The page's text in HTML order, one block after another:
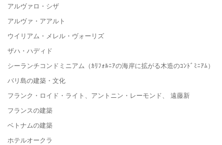
アルヴァロ・シザ
アルヴァ・アアルト
ウイリアム・メレル・ヴォーリズ
ザハ・ハディド
シーランチコンドミニアム（ｶﾘﾌｫﾙﾆｱの海岸に拡がる木造のｺﾝﾄﾞﾐﾆｱﾑ）
バリ島の建築・文化
フランク・ロイド・ライト、アントニン・レーモンド、 遠藤新
フランスの建築
ベトナムの建築
ホテルオークラ